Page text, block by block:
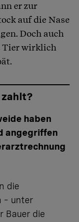
er zur
auf die Nase
Doch auch
Tier wirklich
zahlt?
haben
angegriffen
die
– unter
Bauer die